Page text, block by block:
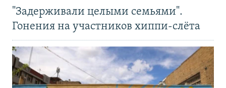
"Задерживали целыми семьями".
Гонения на участников хиппи-слёта